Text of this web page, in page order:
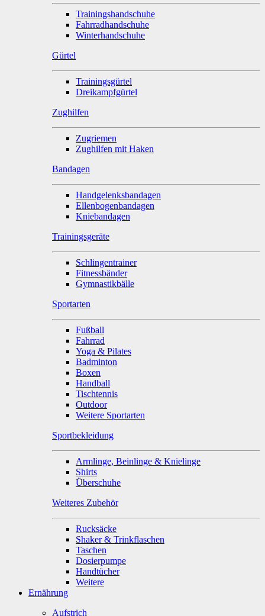
Trainingshandschuhe
Fahrradhandschuhe
Winterhandschuhe
Gürtel
Trainingsgürtel
Dreikampfgürtel
Zughilfen
Zugriemen
Zughilfen mit Haken
Bandagen
Handgelenksbandagen
Ellenbogenbandagen
Kniebandagen
Trainingsgeräte
Schlingentrainer
Fitnessbänder
Gymnastikbälle
Sportarten
Fußball
Fahrrad
Yoga & Pilates
Badminton
Boxen
Handball
Tischtennis
Outdoor
Weitere Sportarten
Sportbekleidung
Armlinge, Beinlinge & Knielinge
Shirts
Überschuhe
Weiteres Zubehör
Rucksäcke
Shaker & Trinkflaschen
Taschen
Dosierpumpe
Handtücher
Weitere
Ernährung
Aufstrich